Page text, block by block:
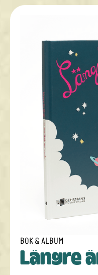
BOK & ALBUM
Längre